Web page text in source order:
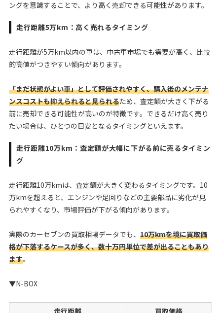
ングを意識することで、より高く売却できる可能性があります。
走行距離5万km：高く売れるタイミング
走行距離が5万km以内の車は、中古車市場でも需要が高く、比較
的高値がつきやすい傾向があります。
「まだ状態がよい車」として評価されやすく、購入後のメンテナ
ンスコストも抑えられると見られるため、査定額が大きく下がる
前に売却できる可能性が高いのが特徴です。できるだけ高く売り
たい場合は、ひとつの目安となるタイミングといえます。
走行距離10万km：査定額が大幅に下がる前に売るタイミン
グ
走行距離10万kmは、査定額が大きく変わるタイミングです。10
万kmを超えると、エンジンや足回りなどの主要部品に劣化が見
られやすくなり、市場評価が下がる傾向があります。
実際のカーセブンの買取相場データでも、 10万kmを境に買取価
格が下落するケースが多く、数十万円単位で差が出ることもあり
ます。
▼N-BOX
走行距離 買取価格